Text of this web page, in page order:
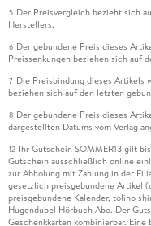
5 Der Preisvergleich bezieht sich
Herstellers.
6 Der gebundene Preis dieses
Preissenkungen beziehen sich auf
7 Die Preisbindung dieses Artikels
beziehen sich auf den letzten
8 Der gebundene Preis dieses
dargestellten Datums vom Verlag
12 Ihr Gutschein SOMMER13 gilt
Gutschein ausschließlich online
zur Abholung mit Zahlung in der
gesetzlich preisgebundene Artikel
preisgebundene Kalender, tolino
Hugendubel Hörbuch Abo. Der
Geschenkkarten kombinierbar.